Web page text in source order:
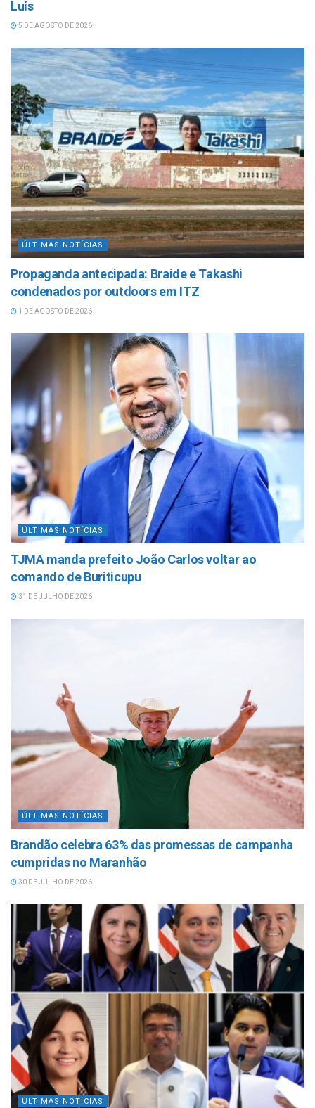
Luís
5 DE AGOSTO DE 2026
ÚLTIMAS NOTÍCIAS
Propaganda antecipada: Braide e Takashi
condenados por outdoors em ITZ
1 DE AGOSTO DE 2026
ÚLTIMAS NOTÍCIAS
TJMA manda prefeito João Carlos voltar ao
comando de Buriticupu
31 DE JULHO DE 2026
ÚLTIMAS NOTÍCIAS
Brandão celebra 63% das promessas de campanha
cumpridas no Maranhão
30 DE JULHO DE 2026
ÚLTIMAS NOTÍCIAS